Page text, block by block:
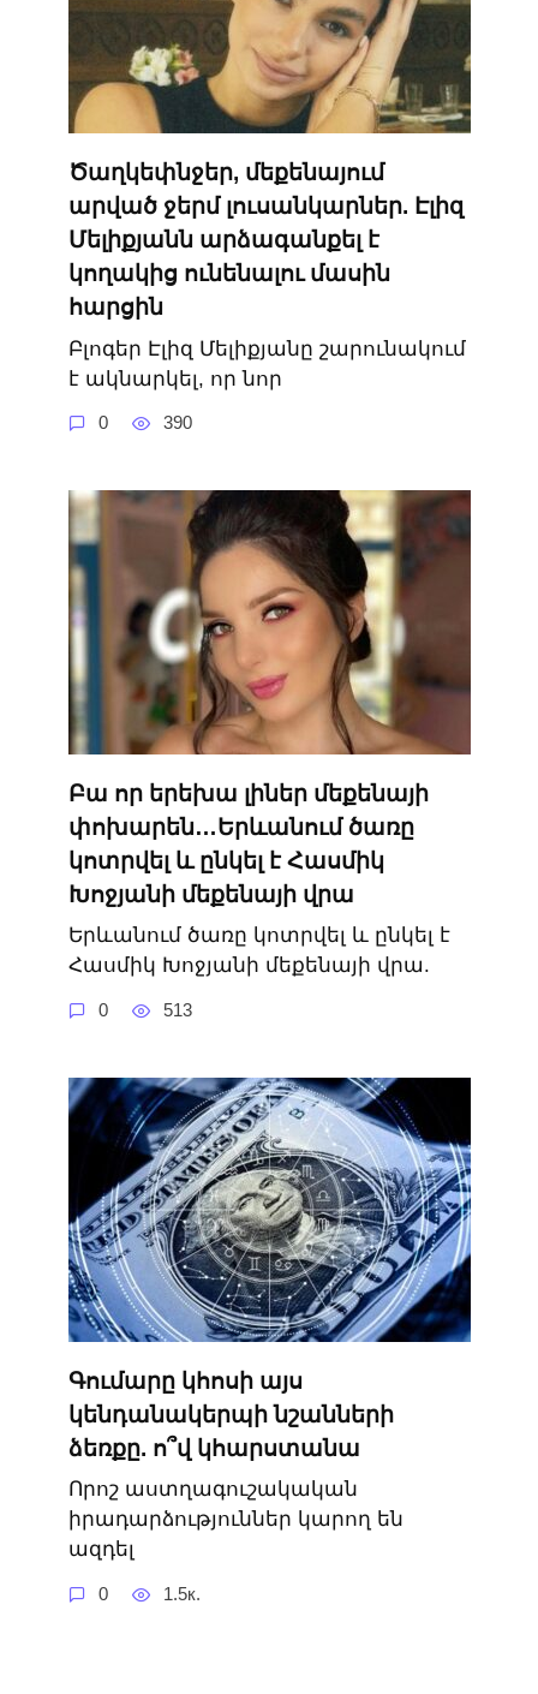
Ծաղկեփնջեր, մեքենայում
արված ջերմ լուսանկարներ. Էլիզ
Մելիքյանն արձագանքել է
կողակից ունենալու մասին
հարցին
Բլոգեր Էլիզ Մելիքյանը շարունակում
է ակնարկել, որ նոր
0 390
Բա որ երեխա լիներ մեքենայի
փոխարեն…Երևանում ծառը
կոտրվել և ընկել է Հասմիկ
Խոջյանի մեքենայի վրա
Երևանում ծառը կոտրվել և ընկել է
Հասմիկ Խոջյանի մեքենայի վրա.
0 513
Գումարը կհոսի այս
կենդանակերպի նշանների
ձեռքը. ո՞վ կհարստանա
Որոշ աստղագուշակական
իրադարձություններ կարող են
ազդել
0 1.5к.